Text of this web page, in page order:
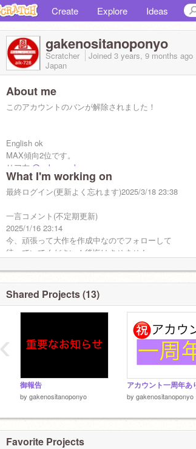
Create Explore Ideas
gakenositanoponyo
Scratcher Joined 3 years, 9 months ago
Japan
About me
このアカウントのバンが解除されました！
English ok
MAX傾向2位です。
リア友 @gakenoyokonoponyo
サブ
@gakenositanoponyo2
基本タメ口
趣味はポケモンです。
バレー部。同じバレー部の人仲良くしましょ！
What I'm working on
最終ログイン(更新よく忘れます)2025/3/18 23:38
一言コメント(不定期更新)
2025/1/16 23:14
今、頑張って大作を作成中なのでフォローして
待っていてください！後悔はさせません。
Shared Projects (13)
御報告
by gakenositanoponyo by gakenositanoponyo
‹
Favorite Projects